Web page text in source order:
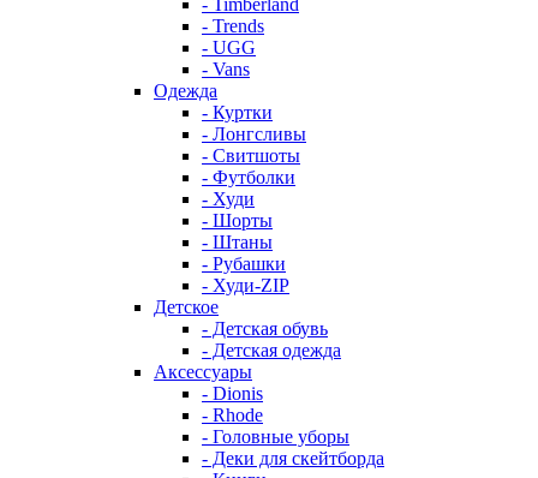
- Timberland
- Trends
- UGG
- Vans
Одежда
- Куртки
- Лонгсливы
- Свитшоты
- Футболки
- Худи
- Шорты
- Штаны
- Рубашки
- Худи-ZIP
Детское
- Детская обувь
- Детская одежда
Аксессуары
- Dionis
- Rhode
- Головные уборы
- Деки для скейтборда